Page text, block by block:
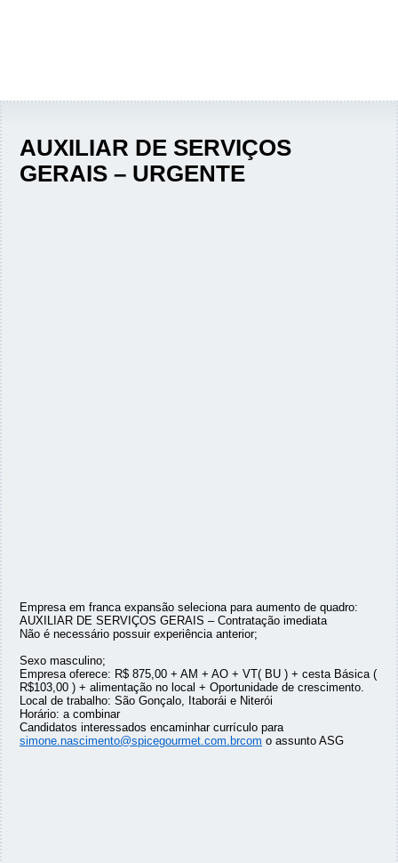
AUXILIAR DE SERVIÇOS
GERAIS – URGENTE
Empresa em franca expansão seleciona para aumento de quadro:
AUXILIAR DE SERVIÇOS GERAIS – Contratação imediata
Não é necessário possuir experiência anterior;
Sexo masculino;
Empresa oferece: R$ 875,00 + AM + AO + VT( BU ) + cesta Básica (
R$103,00 ) + alimentação no local + Oportunidade de crescimento.
Local de trabalho: São Gonçalo, Itaborái e Niterói
Horário: a combinar
Candidatos interessados encaminhar currículo para
simone.nascimento@spicegourmet.com.brcom o assunto ASG